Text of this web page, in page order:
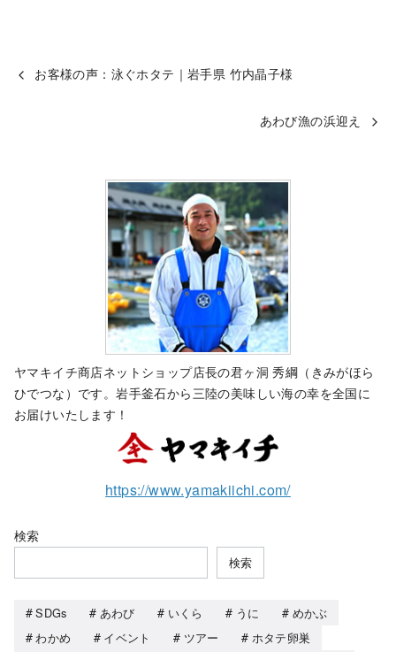
お客様の声：泳ぐホタテ｜岩手県 竹内晶子様
あわび漁の浜迎え
ヤマキイチ商店ネットショップ店長の君ヶ洞 秀綱（きみがほら
ひでつな）です。岩手釜石から三陸の美味しい海の幸を全国に
お届けいたします！
https://www.yamakiichi.com/
検索
検索
SDGs あわび いくら うに
めかぶ
わかめ
イベント ツアー
ホタテ卵巣